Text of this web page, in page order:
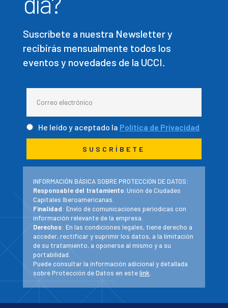
Suscríbete a nuestra Newsletter y
recibirás mensualmente todos los
eventos y novedades de la UCCI.
He leído y aceptado la Política de Privacidad
INFORMACIÓN BÁSICA SOBRE PROTECCIÓN DE DATOS:
Responsable del tratamiento:Unión de Ciudades
Capitales Iberoamericanas.
Finalidad: Envío de comunicaciones periodicas con
información relevante de la empresa.
Derechos: En las condiciones legales, tiene derecho a
acceder, rectificar y suprimir los datos, a la limitación
de su tratamiento, a oponerse al mismo y a su
portabilidad.
Puede consultar la información adicional y detallada
sobre Protección de Datos en estelink